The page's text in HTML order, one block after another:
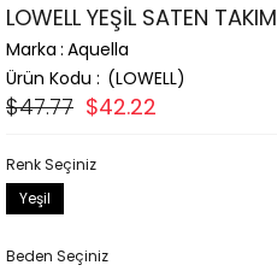
LOWELL YEŞİL SATEN TAKIM
Marka : Aquella
(LOWELL)
$47.77 $42.22
Renk Seçiniz
Yeşil
Beden Seçiniz